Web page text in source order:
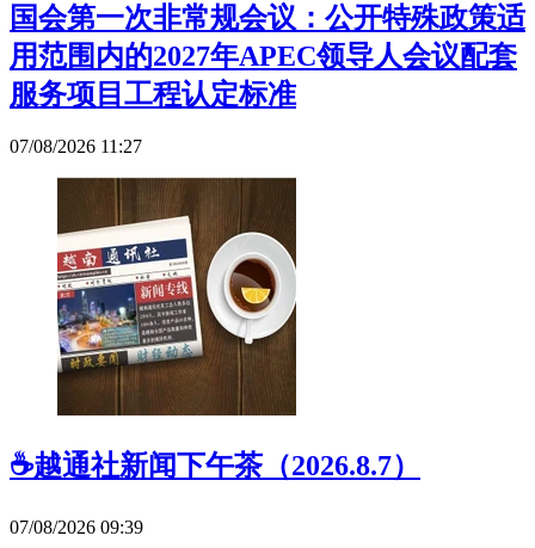
国会第一次非常规会议：公开特殊政策适
用范围内的2027年APEC领导人会议配套
服务项目工程认定标准
07/08/2026 11:27
☕️越通社新闻下午茶（2026.8.7）
07/08/2026 09:39